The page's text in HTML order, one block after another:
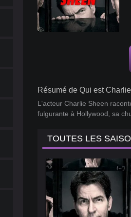
Résumé de Qui est
L'acteur Charlie Sheen
fulgurante à Hollywood, sa
TOUTES LES